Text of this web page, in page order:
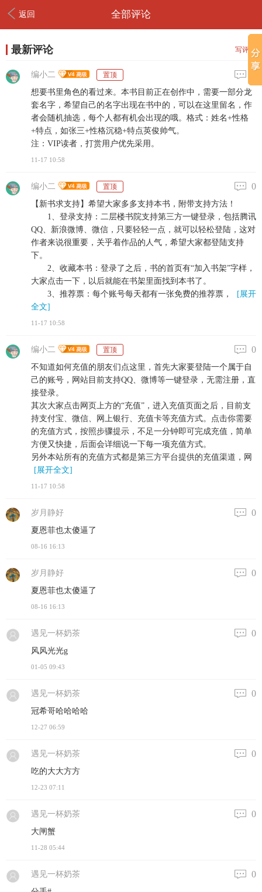
返回 全部评论
最新评论 写评论
编小二 置顶
想要书里角色的看过来。本书目前正在创作中，需要一部分龙
套名字，希望自己的名字出现在书中的，可以在这里留名，作
者会随机抽选，每个人都有机会出现的哦。格式：姓名+性格
+特点，如张三+性格沉稳+特点英俊帅气。
注：VIP读者，打赏用户优先采用。
11-17 10:58
编小二 置顶 0
【新书求支持】希望大家多多支持本书，附带支持方法！
1、登录支持：二层楼书院支持第三方一键登录，包括腾讯
QQ、新浪微博、微信，只要轻轻一点，就可以轻松登陆，这对
作者来说很重要，关乎着作品的人气，希望大家都登陆支持
下。
2、收藏本书：登录了之后，书的首页有“加入书架”字样，
大家点击一下，以后就能在书架里面找到本书了。
3、推荐票：每个账号每天都有一张免费的推荐票，
[展开
全文]
11-17 10:58
编小二 置顶 0
不知道如何充值的朋友们点这里，首先大家要登陆一个属于自
己的账号，网站目前支持QQ、微博等一键登录，无需注册，直
接登录。
其次大家点击网页上方的“充值”，进入充值页面之后，目前支
持支付宝、微信、网上银行、充值卡等充值方式。点击你需要
的充值方式，按照步骤提示，不足一分钟即可完成充值，简单
方便又快捷，后面会详细说一下每一项充值方式。
另外本站所有的充值方式都是第三方平台提供的充值渠道，网
[展开全文]
11-17 10:58
岁月静好 0
夏恩菲也太傻逼了
08-16 16:13
岁月静好 0
夏恩菲也太傻逼了
08-16 16:13
遇见一杯奶茶 0
风风光光g
01-05 09:43
遇见一杯奶茶 0
冠希哥哈哈哈哈
12-27 06:59
遇见一杯奶茶 0
吃的大大方方
12-23 07:11
遇见一杯奶茶 0
大闸蟹
11-28 05:44
遇见一杯奶茶 0